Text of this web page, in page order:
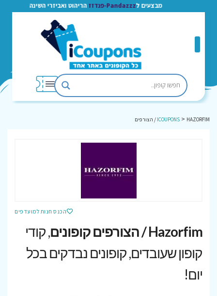
מבצעים לPandazzz-פנדזז הריהוט ואביזרי השינה
ICOUPONS > HAZORFIM / הצורפים
הכנס חנות למועדפים
Hazorfim / הצורפים קופונים
, קודי
קופון שעובדים, קופונים נבדקים בכל
יום!